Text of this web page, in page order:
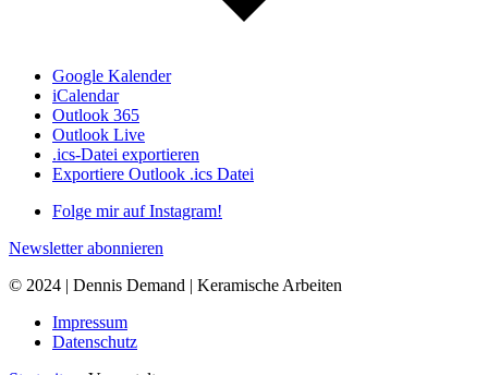
Google Kalender
iCalendar
Outlook 365
Outlook Live
.ics-Datei exportieren
Exportiere Outlook .ics Datei
Folge mir auf Instagram!
Newsletter abonnieren
© 2024 | Dennis Demand | Keramische Arbeiten
Impressum
Datenschutz